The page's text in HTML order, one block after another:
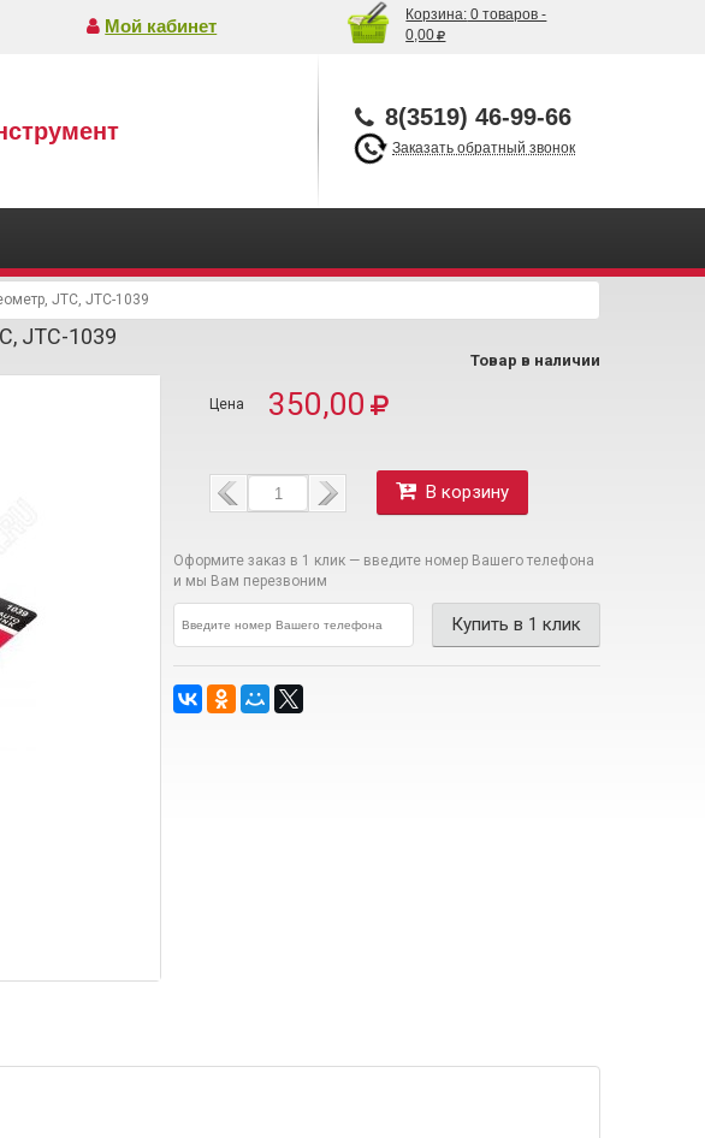
Мой кабинет
Корзина: 0 товаров -
0,00
8(3519) 46-99-66
Заказать обратный звонок
JTC, JTC-1039
JTC-1039
Товар в наличии
350,00
В корзину
Оформите заказ в 1 клик — введите номер Вашего телефона
и мы Вам перезвоним